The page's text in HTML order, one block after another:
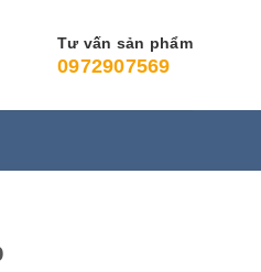
Tư vấn sản phẩm
0972907569